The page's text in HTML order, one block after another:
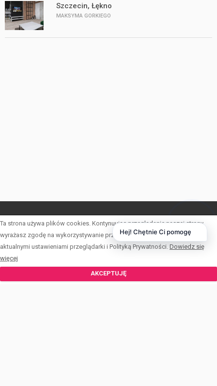
Szczecin, Łękno
MAKSYMA GORKIEGO
LISTA OFERT
OFERTY SPECJALNE
KALKULATOR
Ta strona używa plików cookies. Kontynuując przeglądanie naszej strony,
wyrażasz zgodę na wykorzystywanie przez nas plików cookies zgodnie z
aktualnymi ustawieniami przeglądarki i Polityką Prywatności. Dowiedz się
więcej
AKCEPTUJĘ
Hej! Chętnie Ci pomogę